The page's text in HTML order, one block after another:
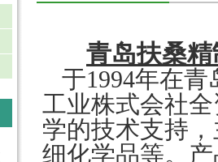
青岛扶桑
于1994年在青
工业株式会社
学的技术支持
细化学品等。